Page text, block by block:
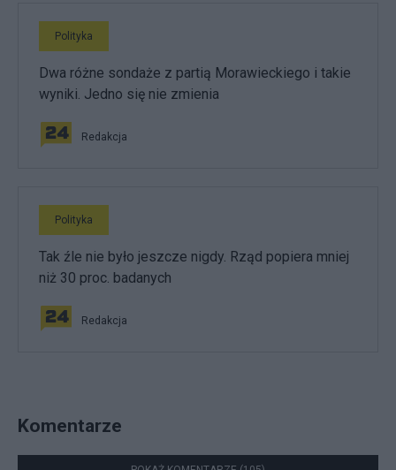
Polityka
Dwa różne sondaże z partią Morawieckiego i takie
wyniki. Jedno się nie zmienia
Redakcja
Polityka
Tak źle nie było jeszcze nigdy. Rząd popiera mniej
niż 30 proc. badanych
Redakcja
Komentarze